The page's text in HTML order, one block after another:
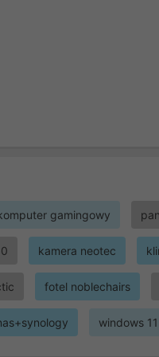
gamingowy
kamera neotec
fotel noblechairs
windows